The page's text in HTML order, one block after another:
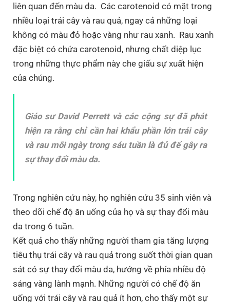
liên quan đến màu da. Các carotenoid có mặt trong
nhiều loại trái cây và rau quả, ngay cả những loại
không có màu đỏ hoặc vàng như rau xanh. Rau xanh
đặc biệt có chứa carotenoid, nhưng chất diệp lục
trong những thực phẩm này che giấu sự xuất hiện
của chúng.
Giáo sư David Perrett và các cộng sự đã phát
hiện ra rằng chỉ cần hai khẩu phần lớn trái cây
và rau mỗi ngày trong sáu tuần là đủ để gây ra
sự thay đổi màu da.
Trong nghiên cứu này, họ nghiên cứu 35 sinh viên và
theo dõi chế độ ăn uống của họ và sự thay đổi màu
da trong 6 tuần.
Kết quả cho thấy những người tham gia tăng lượng
tiêu thụ trái cây và rau quả trong suốt thời gian quan
sát có sự thay đổi màu da, hướng về phía nhiều độ
sáng vàng lành mạnh. Những người có chế độ ăn
uống với trái cây và rau quả ít hơn, cho thấy một sự